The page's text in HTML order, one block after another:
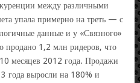
между различными
упала примерно на треть — с
данные и у «Связного»
продано 1,2 млн ридеров, что
месяцев 2012 года. Продажи
года выросли на 180% и